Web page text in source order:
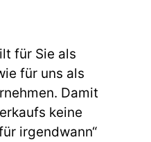
für Sie als
für uns als
Damit
keine
irgendwann“